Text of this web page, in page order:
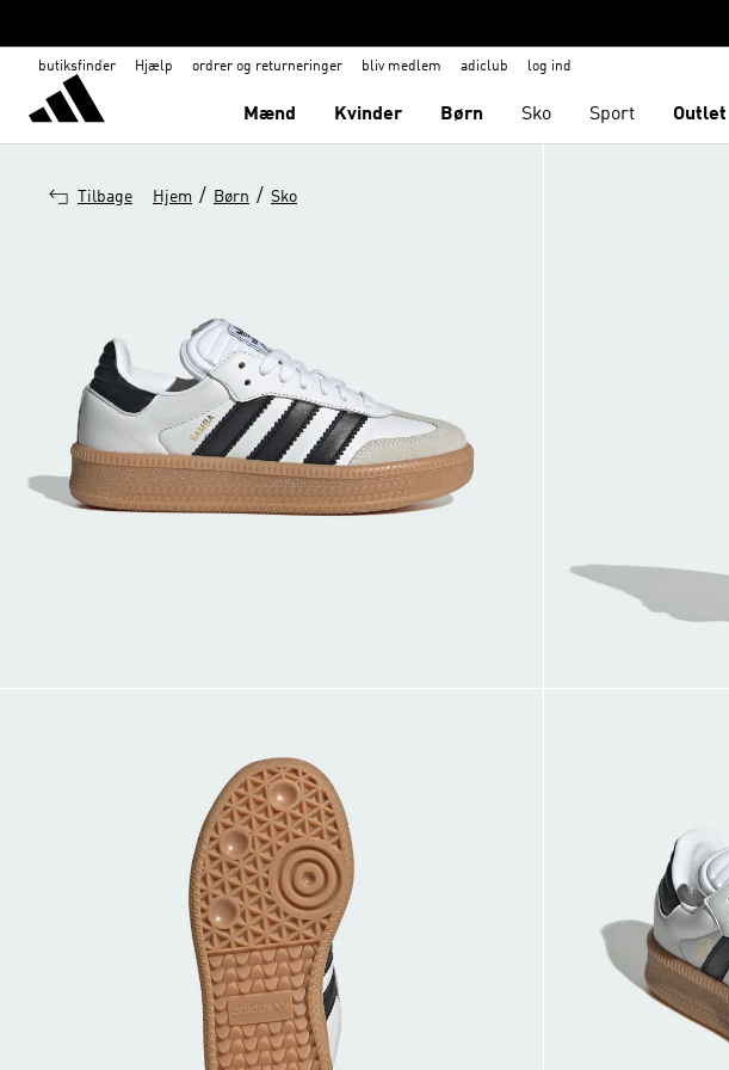
butiksfinder Hjælp ordrer og returneringer bliv medlem adiclub log ind
Mænd Kvinder Børn Sko Sport Outlet
Tilbage Hjem / Børn / Sko